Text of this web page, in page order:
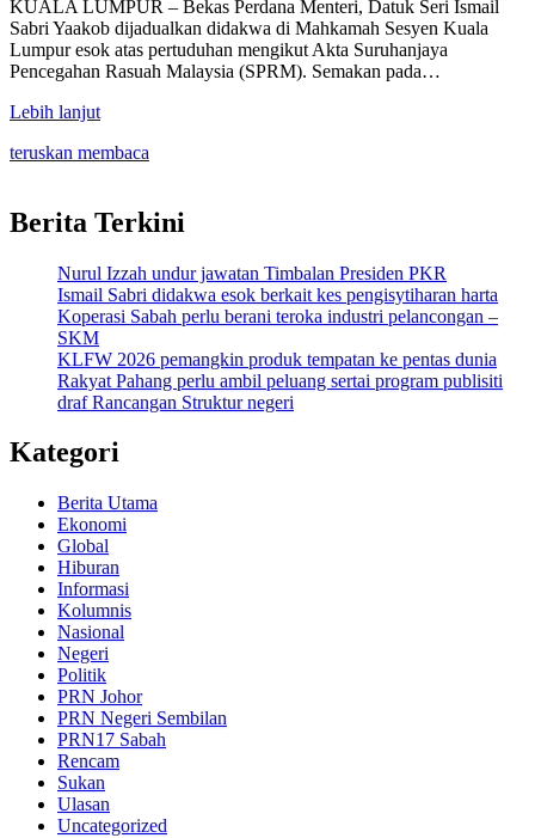
KUALA LUMPUR – Bekas Perdana Menteri, Datuk Seri Ismail
Sabri Yaakob dijadualkan didakwa di Mahkamah Sesyen Kuala
Lumpur esok atas pertuduhan mengikut Akta Suruhanjaya
Pencegahan Rasuah Malaysia (SPRM). Semakan pada…
Lebih lanjut
teruskan membaca
Berita Terkini
Nurul Izzah undur jawatan Timbalan Presiden PKR
Ismail Sabri didakwa esok berkait kes pengisytiharan harta
Koperasi Sabah perlu berani teroka industri pelancongan –
SKM
KLFW 2026 pemangkin produk tempatan ke pentas dunia
Rakyat Pahang perlu ambil peluang sertai program publisiti
draf Rancangan Struktur negeri
Kategori
Berita Utama
Ekonomi
Global
Hiburan
Informasi
Kolumnis
Nasional
Negeri
Politik
PRN Johor
PRN Negeri Sembilan
PRN17 Sabah
Rencam
Sukan
Ulasan
Uncategorized